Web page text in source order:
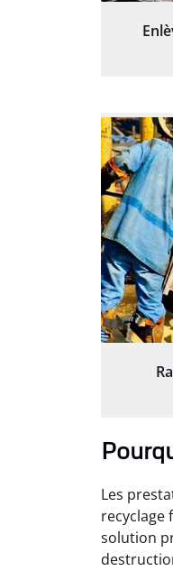
Les
recyclage
solution